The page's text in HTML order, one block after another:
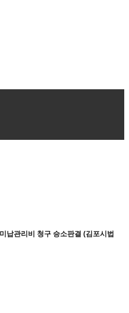
납관리비 청구 승소판결 (김포시법